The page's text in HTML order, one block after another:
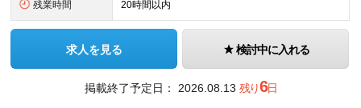
残業時間 20時間以内
求人を見る 検討中に入れる
掲載終了予定日： 2026.08.13 残り6日